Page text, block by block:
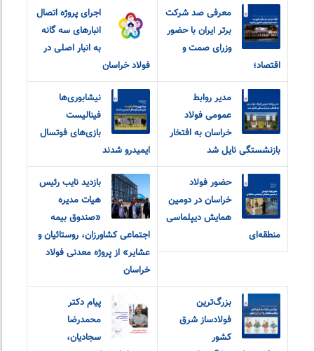
معرفی صد شرکت
برتر ایران با حضور
وزرای صمت و
اقتصاد؛
اجرای پروژه اتصال
انبارهای سه گانه
به انبار اصلی در
فولاد خراسان
مدیر روابط
عمومی فولاد
خراسان به افتخار
بازنشستگی نایل شد
نیشابوری‌ها
فینالیست
بازی‌های فوتسال
ایمیدرو شدند
حضور فولاد
خراسان در دومین
همایش دیپلماسی
منطقه‌ای
بازدید نایب رئیس
هیات مدیره
«صندوق بیمه
اجتماعی کشاورزان، روستائیان و
عشایر» از پروژه معدنی فولاد
خراسان
بزرگ‌ترین
فولادساز شرق
کشور
پیام دکتر
محمدرضا
سجادیان،